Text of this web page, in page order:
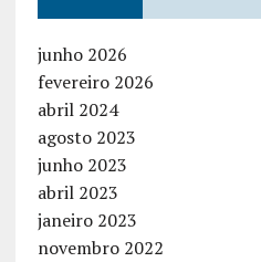
junho 2026
fevereiro 2026
abril 2024
agosto 2023
junho 2023
abril 2023
janeiro 2023
novembro 2022